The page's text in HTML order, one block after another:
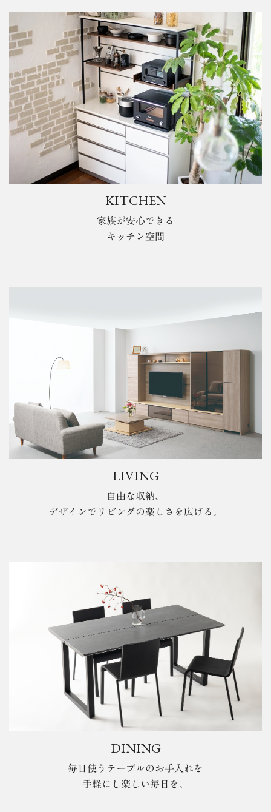
KITCHEN
家族が安心できる
キッチン空間
LIVING
自由な収納、
デザインでリビングの楽しさを広げる。
DINING
毎日使うテーブルのお手入れを
手軽にし楽しい毎日を。